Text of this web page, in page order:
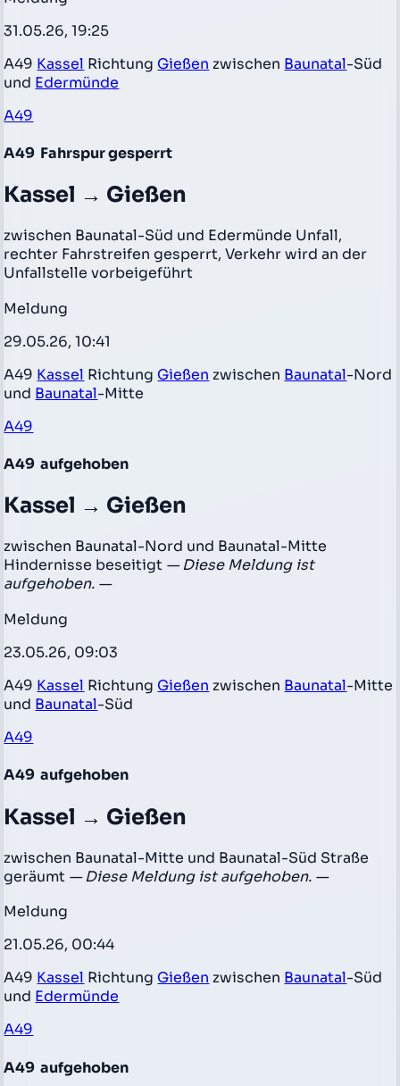
31.05.26, 19:25
A49 Kassel Richtung Gießen zwischen Baunatal-Süd
und Edermünde
A49
A49 Fahrspur gesperrt
Kassel → Gießen
zwischen Baunatal-Süd und Edermünde Unfall,
rechter Fahrstreifen gesperrt, Verkehr wird an der
Unfallstelle vorbeigeführt
Meldung
29.05.26, 10:41
A49 Kassel Richtung Gießen zwischen Baunatal-Nord
und Baunatal-Mitte
A49
A49 aufgehoben
Kassel → Gießen
zwischen Baunatal-Nord und Baunatal-Mitte
Hindernisse beseitigt — Diese Meldung ist
aufgehoben. —
Meldung
23.05.26, 09:03
A49 Kassel Richtung Gießen zwischen Baunatal-Mitte
und Baunatal-Süd
A49
A49 aufgehoben
Kassel → Gießen
zwischen Baunatal-Mitte und Baunatal-Süd Straße
geräumt — Diese Meldung ist aufgehoben. —
Meldung
21.05.26, 00:44
A49 Kassel Richtung Gießen zwischen Baunatal-Süd
und Edermünde
A49
A49 aufgehoben